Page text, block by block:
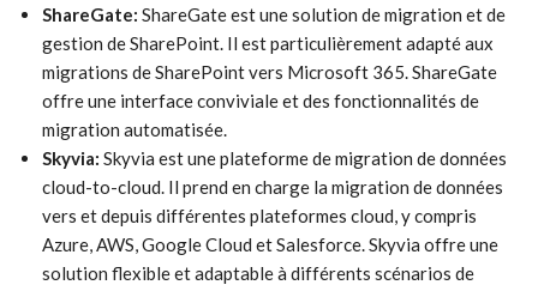
ShareGate: ShareGate est une solution de migration et de
gestion de SharePoint. Il est particulièrement adapté aux
migrations de SharePoint vers Microsoft 365. ShareGate
offre une interface conviviale et des fonctionnalités de
migration automatisée.
Skyvia: Skyvia est une plateforme de migration de données
cloud-to-cloud. Il prend en charge la migration de données
vers et depuis différentes plateformes cloud, y compris
Azure, AWS, Google Cloud et Salesforce. Skyvia offre une
solution flexible et adaptable à différents scénarios de